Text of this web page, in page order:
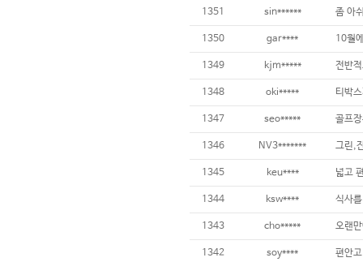
1351 sin******
1350 gar****
1349 kjm***** 전반
1348 oki*****
1347 seo*****
1346 NV3*******
1345 keu****
1344 ksw****
1343 cho*****
1342 soy****